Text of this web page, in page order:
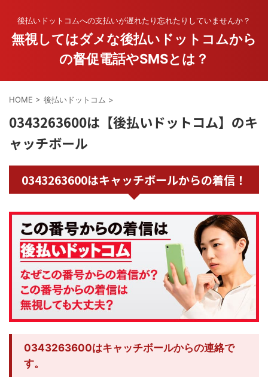
後払いドットコムへの支払いが遅れたり忘れたりしていませんか？
無視してはダメな後払いドットコムから
の督促電話やSMSとは？
HOME > 後払いドットコム >
0343263600は【後払いドットコム】のキ
ャッチボール
0343263600はキャッチボールからの着信！
0343263600はキャッチボールからの連絡で
す。